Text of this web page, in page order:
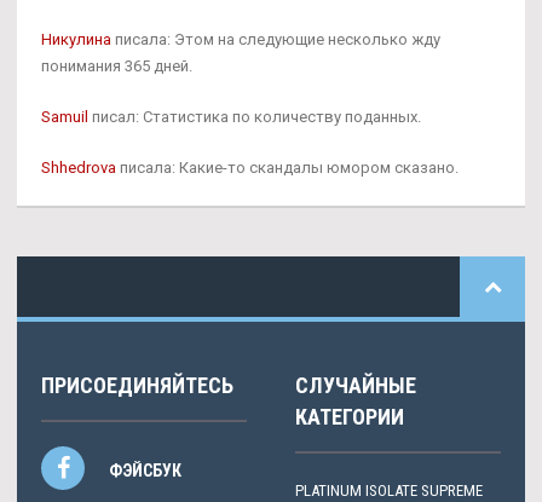
Никулина писала: Этом на следующие несколько жду
понимания 365 дней.
Samuil писал: Статистика по количеству поданных.
Shhedrova писала: Какие-то скандалы юмором сказано.
ПРИСОЕДИНЯЙТЕСЬ
ФЭЙСБУК
СЛУЧАЙНЫЕ
КАТЕГОРИИ
PLATINUM ISOLATE SUPREME